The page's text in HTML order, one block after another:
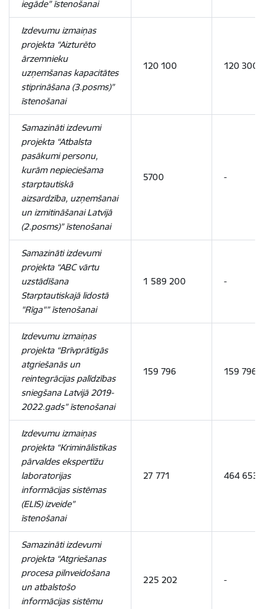
iegāde” īstenošanai
Izdevumu izmaiņas
projekta “Aizturēto
ārzemnieku
uzņemšanas kapacitātes
stiprināšana (3.posms)”
īstenošanai
120 100 120 300
Samazināti izdevumi
projekta “Atbalsta
pasākumi personu,
kurām nepieciešama
starptautiskā
aizsardzība, uzņemšanai
un izmitināšanai Latvijā
(2.posms)” īstenošanai
5700 -
Samazināti izdevumi
projekta “ABC vārtu
uzstādīšana
Starptautiskajā lidostā
"Rīga"” īstenošanai
1 589 200 -
Izdevumu izmaiņas
projekta “Brīvprātīgās
atgriešanās un
reintegrācijas palīdzības
sniegšana Latvijā 2019-
2022.gads” īstenošanai
159 796 159 796
Izdevumu izmaiņas
projekta “Kriminālistikas
pārvaldes ekspertīžu
laboratorijas
informācijas sistēmas
(ELIS) izveide”
īstenošanai
27 771 464 653
Samazināti izdevumi
projekta “Atgriešanas
procesa pilnveidošana
un atbalstošo
informācijas sistēmu
225 202 -